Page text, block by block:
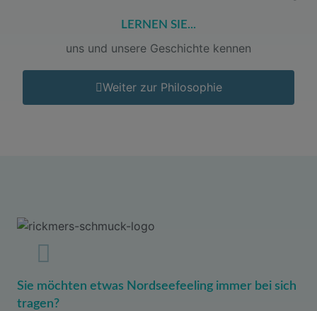
LERNEN SIE...
uns und unsere Geschichte kennen
Weiter zur Philosophie
Sie möchten etwas Nordseefeeling immer bei sich
tragen?